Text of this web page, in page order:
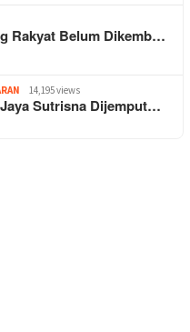
Rakyat Belum Dikemb…
14,195 views
Sutrisna Dijemput…